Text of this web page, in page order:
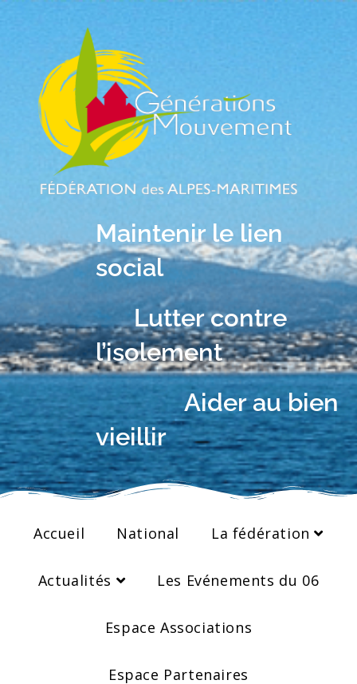
Maintenir le lien
social
Lutter contre
l’isolement
Aider au bien
vieillir
Accueil National La fédération
Actualités Les Evénements du 06
Espace Associations
Espace Partenaires